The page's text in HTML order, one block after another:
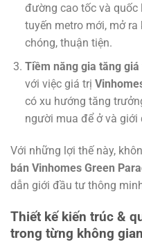
đường cao tốc và quốc
tuyến metro mới, mở
chóng, thuận tiện.
Tiềm năng gia tăng giá
với việc giá trị
có xu hướng tăng
người mua để ở và giới
Với những lợi thế này,
bán Vinhomes Green
dẫn giới đầu tư thông
Thiết kế kiến trúc &
trong từng không gian